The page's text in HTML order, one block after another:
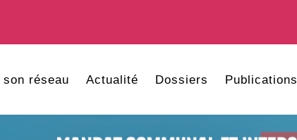
son réseau Actualité Dossiers Publications